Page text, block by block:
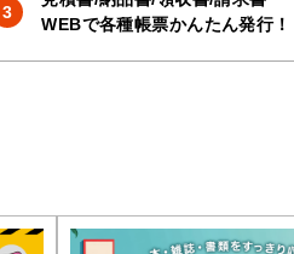
WEBで各種帳票かんたん発行！